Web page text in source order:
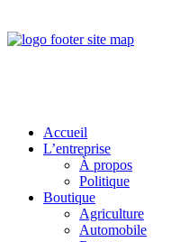
Accueil
L’entreprise
À propos
Politique
Boutique
Agriculture
Automobile